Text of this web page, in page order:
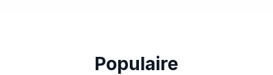
Populaire